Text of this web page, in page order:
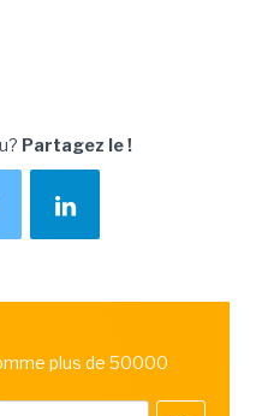
Partagez le !
plus de 50000